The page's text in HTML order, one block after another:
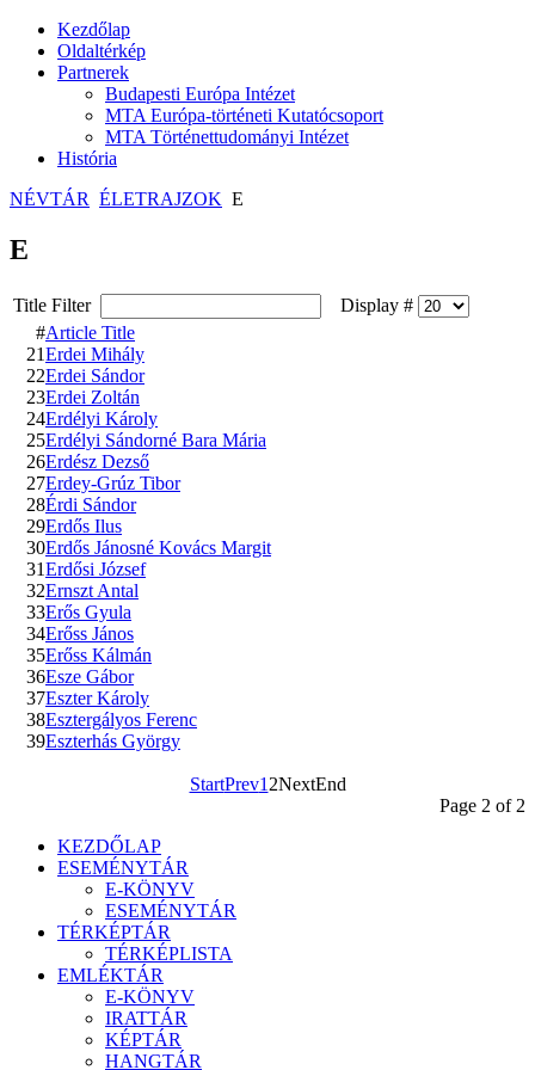
Kezdőlap
Oldaltérkép
Partnerek
Budapesti Európa Intézet
MTA Európa-történeti Kutatócsoport
MTA Történettudományi Intézet
História
NÉVTÁR ÉLETRAJZOK E
E
Title Filter
Display #
#Article Title
21Erdei Mihály
22Erdei Sándor
23Erdei Zoltán
24Erdélyi Károly
25Erdélyi Sándorné Bara Mária
26Erdész Dezső
27Erdey-Grúz Tibor
28Érdi Sándor
29Erdős Ilus
30Erdős Jánosné Kovács Margit
31Erdősi József
32Ernszt Antal
33Erős Gyula
34Erőss János
35Erőss Kálmán
36Esze Gábor
37Eszter Károly
38Esztergályos Ferenc
39Eszterhás György
StartPrev1 2NextEnd
Page 2 of 2
KEZDŐLAP
ESEMÉNYTÁR
E-KÖNYV
ESEMÉNYTÁR
TÉRKÉPTÁR
TÉRKÉPLISTA
EMLÉKTÁR
E-KÖNYV
IRATTÁR
KÉPTÁR
HANGTÁR